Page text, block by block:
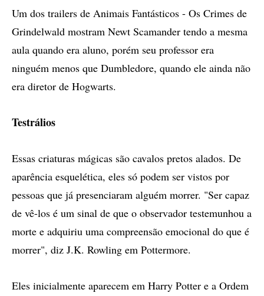
Um dos trailers de Animais Fantásticos - Os Crimes de
Grindelwald mostram Newt Scamander tendo a mesma
aula quando era aluno, porém seu professor era
ninguém menos que Dumbledore, quando ele ainda não
era diretor de Hogwarts.
Testrálios
Essas criaturas mágicas são cavalos pretos alados. De
aparência esquelética, eles só podem ser vistos por
pessoas que já presenciaram alguém morrer. "Ser capaz
de vê-los é um sinal de que o observador testemunhou a
morte e adquiriu uma compreensão emocional do que é
morrer", diz J.K. Rowling em Pottermore.
Eles inicialmente aparecem em Harry Potter e a Ordem